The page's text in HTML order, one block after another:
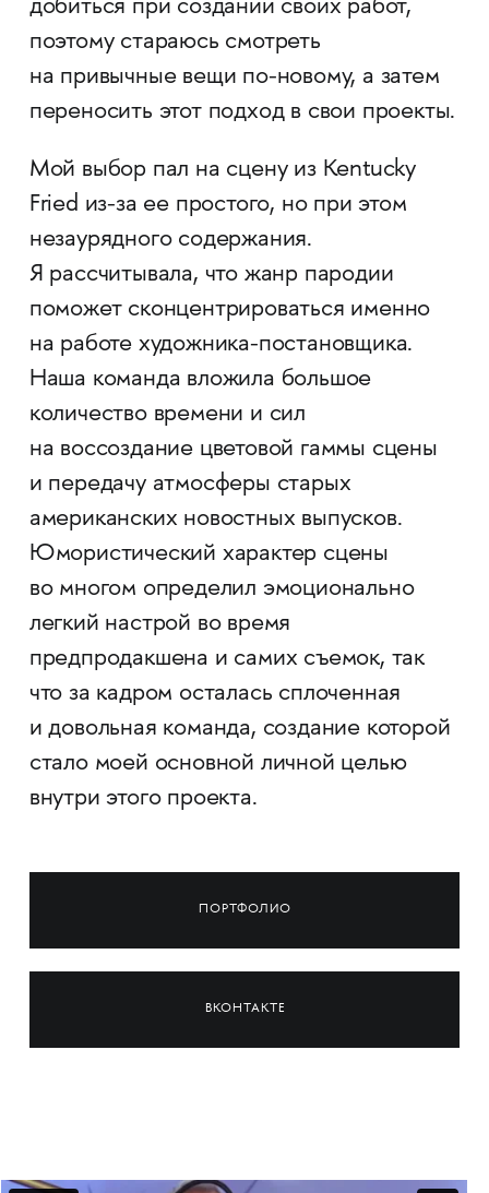
добиться при создании своих работ,
поэтому стараюсь смотреть
на привычные вещи по-новому, а затем
переносить этот подход в свои проекты.
Мой выбор пал на сцену из Kentucky
Fried из-за ее простого, но при этом
незаурядного содержания.
Я рассчитывала, что жанр пародии
поможет сконцентрироваться именно
на работе художника-постановщика.
Наша команда вложила большое
количество времени и сил
на воссоздание цветовой гаммы сцены
и передачу атмосферы старых
американских новостных выпусков.
Юмористический характер сцены
во многом определил эмоционально
легкий настрой во время
предпродакшена и самих съемок, так
что за кадром осталась сплоченная
и довольная команда, создание которой
стало моей основной личной целью
внутри этого проекта.
ПОРТФОЛИО
ВКОНТАКТЕ